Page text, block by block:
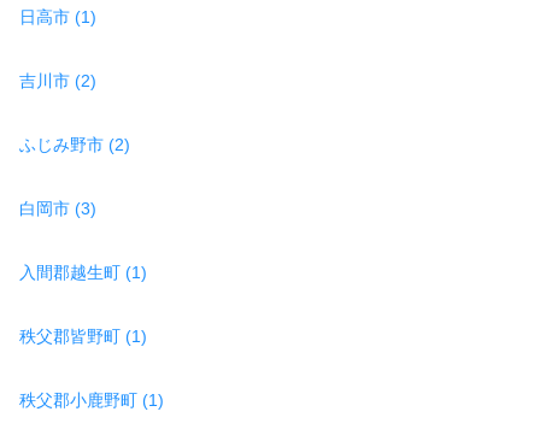
日高市 (1)
吉川市 (2)
ふじみ野市 (2)
白岡市 (3)
入間郡越生町 (1)
秩父郡皆野町 (1)
秩父郡小鹿野町 (1)